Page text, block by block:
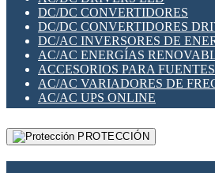
SOLUCIONES LORAWAN
SOLUCIONES RED CELULAR
SEGURIDAD PARA REDES
SWITCHES LAN
TELEFONÍA IP (VOIP)
VIGILANCIA IP (CCTV)
MESHTASTIC
DC/DC CONVERTIDORES
DC/DC CONVERTIDORES
DC/AC INVERSORES DE
AC/AC ENERGÍAS
ACCESORIOS PARA FUENTES
AC/AC VARIADORES DE
AC/AC UPS ONLINE
PROTECCIÓN